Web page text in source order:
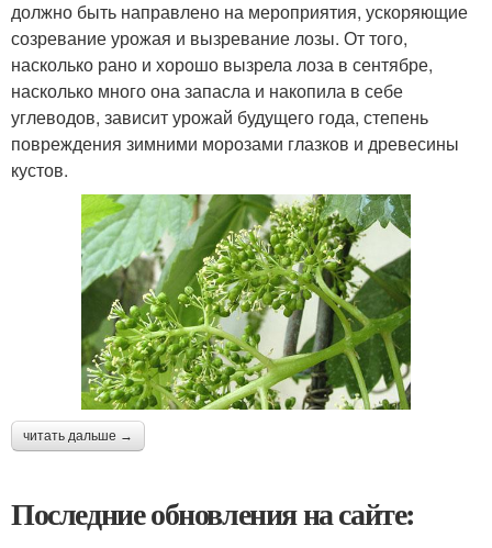
должно быть направлено на мероприятия, ускоряющие
созревание урожая и вызревание лозы. От того,
насколько рано и хорошо вызрела лоза в сентябре,
насколько много она запасла и накопила в себе
углеводов, зависит урожай будущего года, степень
повреждения зимними морозами глазков и древесины
кустов.
читать дальше →
Последние обновления на сайте: